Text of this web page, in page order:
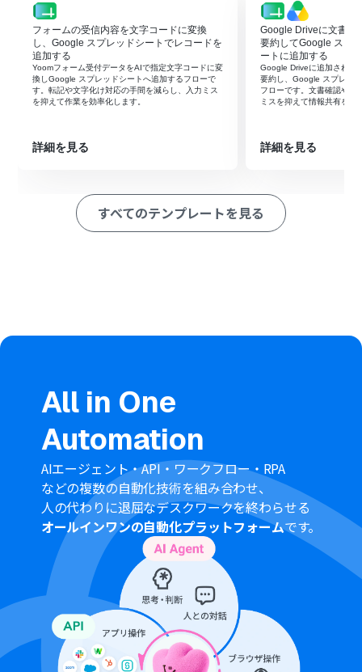
と連携します。
次に、トリガーでGoogle スプレッドシートを選択し、
「行が更新されたら」というアクションを設定します。
最後に、オペレーションでTalknoteの「スレッドにメッ
セージを投稿」アクションを設定し、取得した情報を指定
のスレッドに投稿します。
ション
Google スプレッドシートのトリガー設定では、通知の対
象としたいスプレッドシート、シート、更新を検知した
い列などを任意で設定してください。
Google スプレッドシート、TalknoteのそれぞれとYoom
ドシートのトリガーにおける注意事項
さい。
トリガーは5分、10分、15分、30分、60分の間隔で起動
間隔を選択できます。
プランによって最短の起動間隔が異なりますので、ご注意
ください。
フォームの受信内容を文字コードに変換
し、Google スプレッドシートでレコードを
追加する
Yoomフォーム受付データをAIで指定文字コードに変
換しGoogle スプレッドシートへ追加するフローで
す。転記や文字化け対応の手間を減らし、入力ミス
を抑えて作業を効率化します。
詳細を見る
Google Driveに文書が
要約してGoogle スプ
ートに追加する
Google Driveに追加された
要約し、Google スプレッ
フローです。文書確認や転
ミスを抑えて情報共有を早
詳細を見る
すべてのテンプレートを見る
All in One
Automation
AIエージェント・API・ワークフロー・RPA
などの複数の自動化技術を組み合わせ、
人の代わりに退屈なデスクワークを終わらせる
オールインワンの自動化プラットフォームです。